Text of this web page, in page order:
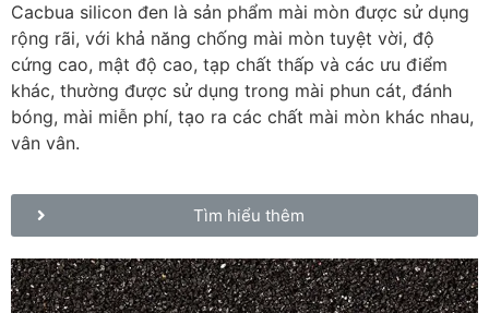
Cacbua silicon đen là sản phẩm mài mòn được sử dụng
rộng rãi, với khả năng chống mài mòn tuyệt vời, độ
cứng cao, mật độ cao, tạp chất thấp và các ưu điểm
khác, thường được sử dụng trong mài phun cát, đánh
bóng, mài miễn phí, tạo ra các chất mài mòn khác nhau,
vân vân.
Tìm hiểu thêm